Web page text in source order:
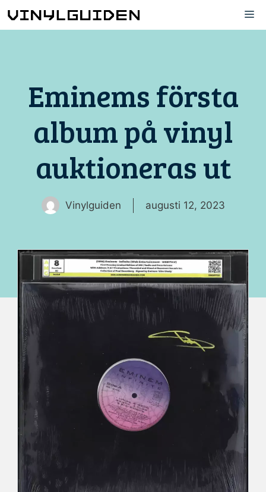
till
Eminems första
album på vinyl
auktioneras ut
Vinylguiden augusti 12, 2023